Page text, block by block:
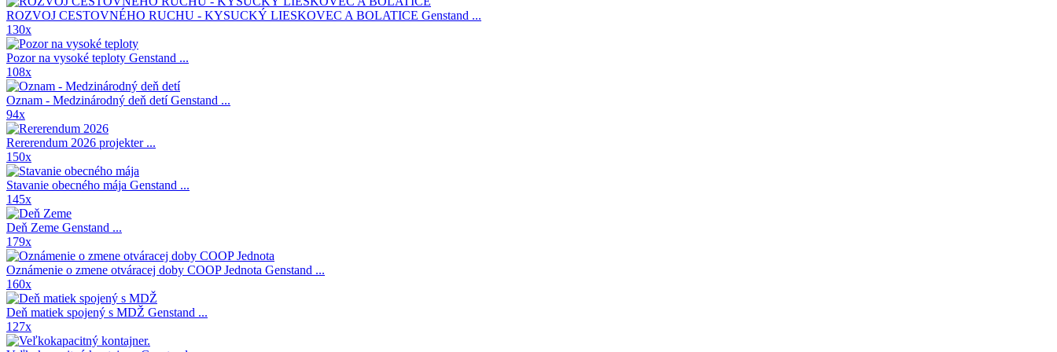
ROZVOJ CESTOVNÉHO RUCHU - KYSUCKÝ LIESKOVEC A BOLATICE Genstand ...
130x
Pozor na vysoké teploty Genstand ...
108x
Oznam - Medzinárodný deň detíGenstand ...
94x
Rererendum 2026 projekter ...
150x
Stavanie obecného mája Genstand ...
145x
Deň Zeme Genstand ...
179x
Oznámenie o zmene otváracej doby COOP Jednota Genstand ...
160x
Deň matiek spojený s MDŽ Genstand ...
127x